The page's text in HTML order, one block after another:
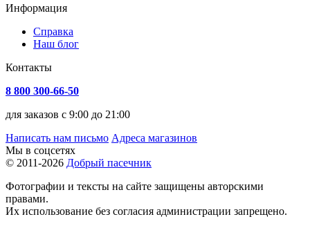
Информация
Справка
Наш блог
Контакты
8 800 300-66-50
для заказов с 9:00 до 21:00
Написать нам письмо Адреса магазинов
Мы в соцсетях
© 2011-2026 Добрый пасечник
Фотографии и тексты на сайте защищены авторскими
правами.
Их использование без согласия администрации запрещено.